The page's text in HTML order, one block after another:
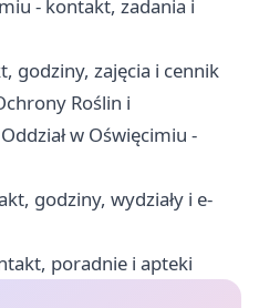
- kontakt, zadania i
godziny, zajęcia i cennik
Roślin i
w Oświęcimiu -
godziny, wydziały i e-
poradnie i apteki